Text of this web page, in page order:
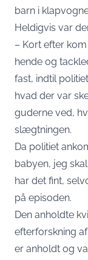
barn i
Heldigvis var
– Kort efter
hende og
fast, indtil
hvad der var
guderne ved,
slægtningen.
Da politiet
babyen, jeg
har det fint,
på episoden.
Den anholdte
efterforskning
er anholdt og